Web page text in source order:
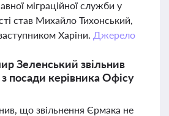
міграційної служби у
став Михайло Тихонський,
Харіни. Джерело
Зеленський звільнив
посади керівника Офісу
що звільнення Єрмака не